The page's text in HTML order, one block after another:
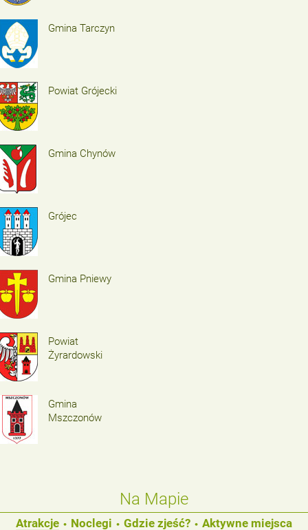
Gmina Tarczyn
Powiat Grójecki
Gmina Chynów
Grójec
Gmina Pniewy
Powiat
Żyrardowski
Gmina
Mszczonów
Na Mapie
Atrakcje Noclegi Gdzie zjeść? Aktywne miejsca